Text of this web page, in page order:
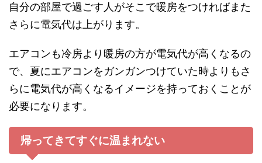
自分の部屋で過ごす人がそこで暖房をつければまた
さらに電気代は上がります。
エアコンも冷房より暖房の方が電気代が高くなるの
で、夏にエアコンをガンガンつけていた時よりもさ
らに電気代が高くなるイメージを持っておくことが
必要になります。
帰ってきてすぐに温まれない